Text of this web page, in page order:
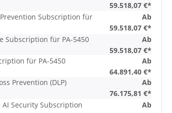
59.518,07 €*
Subscription für
Ab
59.518,07 €*
Subscription für PA-5450
Ab
59.518,07 €*
für PA-5450
Ab
64.891,40 €*
Prevention (DLP)
Ab
76.175,81 €*
AI Security Subscription
Ab